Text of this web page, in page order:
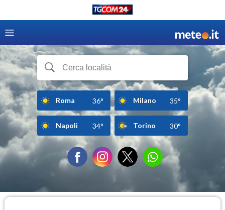
Roma 36° Milano 35°
Napoli 34° Torino 30°